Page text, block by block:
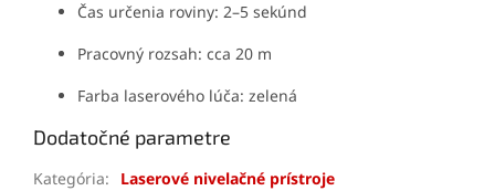
Čas určenia roviny: 2–5 sekúnd
Pracovný rozsah: cca 20 m
Farba laserového lúča: zelená
Dodatočné parametre
Kategória:
Laserové nivelačné prístroje